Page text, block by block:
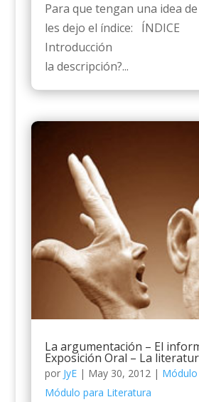
Para que tengan una idea
les dejo el índice: ÍNDICE
Introducción 11
la descripción?...
La argumentación – El
Exposición Oral – La
por JyE| May 30, 2012|
Módulo para Literatura